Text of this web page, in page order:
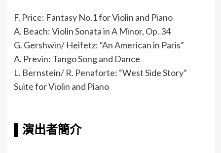
F. Price: Fantasy No.1 for Violin and Piano
A. Beach: Violin Sonata in A Minor, Op. 34
G. Gershwin/ Heifetz: “An American in Paris”
A. Previn: Tango Song and Dance
L. Bernstein/ R. Penaforte: “West Side Story”
Suite for Violin and Piano
演出者簡介